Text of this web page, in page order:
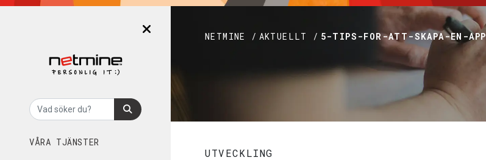
VÅRA TJÄNSTER
NETMINE / AKTUELLT / 5-TIPS-FOR-ATT-SKAPA-EN-APP
UTVECKLING